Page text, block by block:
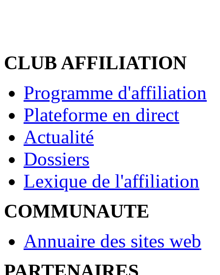
CLUB AFFILIATION
Programme d'affiliation
Plateforme en direct
Actualité
Dossiers
Lexique de l'affiliation
COMMUNAUTE
Annuaire des sites web